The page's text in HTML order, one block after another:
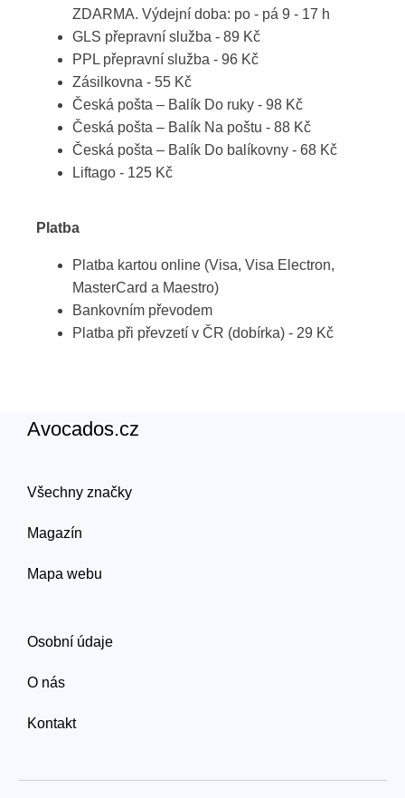
ZDARMA. Výdejní doba: po - pá 9 - 17 h
GLS přepravní služba - 89 Kč
PPL přepravní služba - 96 Kč
Zásilkovna - 55 Kč
Česká pošta – Balík Do ruky - 98 Kč
Česká pošta – Balík Na poštu - 88 Kč
Česká pošta – Balík Do balíkovny - 68 Kč
Liftago - 125 Kč
Platba
Platba kartou online (Visa, Visa Electron,
MasterCard a Maestro)
Bankovním převodem
Platba při převzetí v ČR (dobírka) - 29 Kč
Avocados.cz
Všechny značky
Magazín
Mapa webu
Osobní údaje
O nás
Kontakt